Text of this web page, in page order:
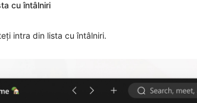
cu întâlniri
intra din lista cu întâlniri.